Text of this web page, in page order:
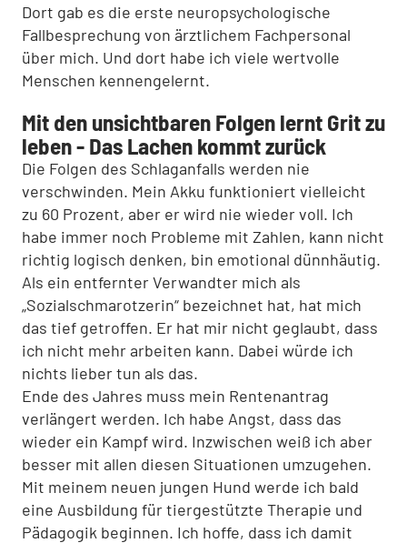
Dort gab es die erste neuropsychologische
Fallbesprechung von ärztlichem Fachpersonal
über mich. Und dort habe ich viele wertvolle
Menschen kennengelernt.
Mit den unsichtbaren Folgen lernt Grit zu
leben - Das Lachen kommt zurück
Die Folgen des Schlaganfalls werden nie
verschwinden. Mein Akku funktioniert vielleicht
zu 60 Prozent, aber er wird nie wieder voll. Ich
habe immer noch Probleme mit Zahlen, kann nicht
richtig logisch denken, bin emotional dünnhäutig.
Als ein entfernter Verwandter mich als
„Sozialschmarotzerin“ bezeichnet hat, hat mich
das tief getroffen. Er hat mir nicht geglaubt, dass
ich nicht mehr arbeiten kann. Dabei würde ich
nichts lieber tun als das.
Ende des Jahres muss mein Rentenantrag
verlängert werden. Ich habe Angst, dass das
wieder ein Kampf wird. Inzwischen weiß ich aber
besser mit allen diesen Situationen umzugehen.
Mit meinem neuen jungen Hund werde ich bald
eine Ausbildung für tiergestützte Therapie und
Pädagogik beginnen. Ich hoffe, dass ich damit